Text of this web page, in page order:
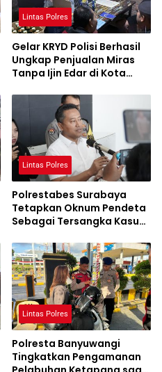
Lintas Polres
Gelar KRYD Polisi Berhasil
Ungkap Penjualan Miras
Tanpa Ijin Edar di Kota
Lintas Polres
Polrestabes Surabaya
Tetapkan Oknum Pendeta
Sebagai Tersangka Kasus
Lintas Polres
Polresta Banyuwangi
Tingkatkan Pengamanan